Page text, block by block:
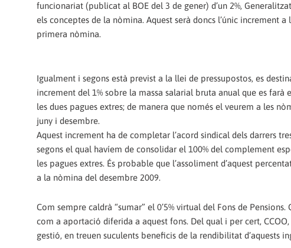
funcionariat (publicat al BOE del 3 de gener) d’un 2%,
els conceptes de la nòmina. Aquest serà doncs l’únic increment a
primera nòmina.
Igualment i segons està previst a la llei de pressupostos, es
increment del 1% sobre la massa salarial bruta anual que es farà
les dues pagues extres; de manera que només el veurem a les
juny i desembre.
Aquest increment ha de completar l’acord sindical dels darrers
segons el qual havíem de consolidar el 100% del complement
les pagues extres. És probable que l’assoliment d’aquest
a la nòmina del desembre 2009.
Com sempre caldrà “sumar” el 0’5% virtual del Fons de
com a aportació diferida a aquest fons. Del qual i per cert,
gestió, en treuen suculents beneficis de la rendibilitat d’aquests